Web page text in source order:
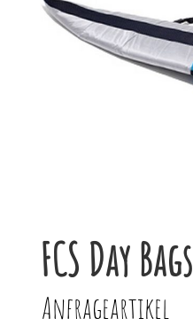
FCS Day Bags
Anfrageartikel